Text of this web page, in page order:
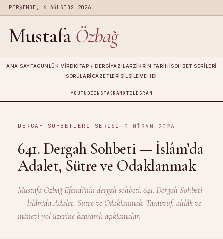
PERŞEMBE, 6 AĞUSTOS 2026
Mustafa Özbağ
ANA SAYFAGÜNLÜK VIRDKITAP / DERGIYAZILARZIKRIN TARIHISOHBET SERILERI
SORULARİCAZETLERISILSILEMEHDI
YOUTUBEINSTAGRAMXTELEGRAM
DERGAH SOHBETLERI SERISI · 5 NISAN 2026
641. Dergah Sohbeti — İslâm’da
Adalet, Sütre ve Odaklanmak
Mustafa Özbağ Efendi'nin dergah sohbeti: 641. Dergah Sohbeti
— İslâm'da Adalet, Sütre ve Odaklanmak. Tasavvuf, ahlâk ve
mânevî yol üzerine kapsamlı açıklamalar.